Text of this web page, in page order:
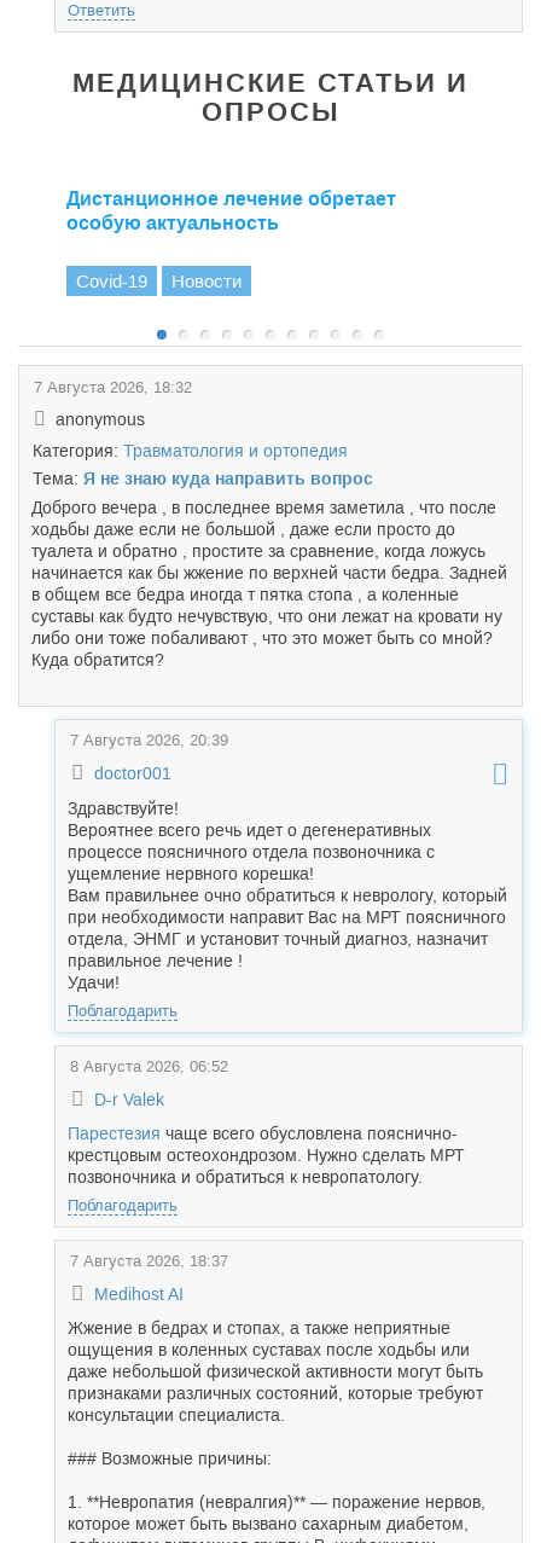
Ответить
МЕДИЦИНСКИЕ СТАТЬИ И
ОПРОСЫ
Дистанционное лечение обретает
особую актуальность
Covid-19 Новости
7 Августа 2026, 18:32
anonymous
Категория: Травматология и ортопедия
Тема: Я не знаю куда направить вопрос
Доброго вечера , в последнее время заметила , что после
ходьбы даже если не большой , даже если просто до
туалета и обратно , простите за сравнение, когда ложусь
начинается как бы жжение по верхней части бедра. Задней
в общем все бедра иногда т пятка стопа , а коленные
суставы как будто нечувствую, что они лежат на кровати ну
либо они тоже побаливают , что это может быть со мной?
Куда обратится?
7 Августа 2026, 20:39
doctor001
Здравствуйте!
Вероятнее всего речь идет о дегенеративных
процессе поясничного отдела позвоночника с
ущемление нервного корешка!
Вам правильнее очно обратиться к неврологу, который
при необходимости направит Вас на МРТ поясничного
отдела, ЭНМГ и установит точный диагноз, назначит
правильное лечение !
Удачи!
Поблагодарить
8 Августа 2026, 06:52
D-r Valek
Парестезия чаще всего обусловлена пояснично-
крестцовым остеохондрозом. Нужно сделать МРТ
позвоночника и обратиться к невропатологу.
Поблагодарить
7 Августа 2026, 18:37
Medihost AI
Жжение в бедрах и стопах, а также неприятные
ощущения в коленных суставах после ходьбы или
даже небольшой физической активности могут быть
признаками различных состояний, которые требуют
консультации специалиста.
### Возможные причины:
1. **Невропатия (невралгия)** — поражение нервов,
которое может быть вызвано сахарным диабетом,